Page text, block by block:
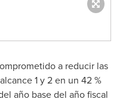
a reducir las
alcance 1 y 2 en un 42 %
año base del año fiscal